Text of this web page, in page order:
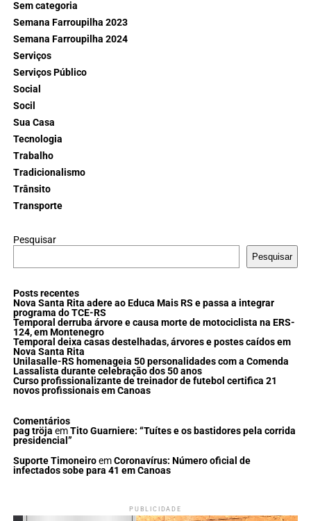
Sem categoria
Semana Farroupilha 2023
Semana Farroupilha 2024
Serviços
Serviços Público
Social
Socil
Sua Casa
Tecnologia
Trabalho
Tradicionalismo
Trânsito
Transporte
Pesquisar
Pesquisar
Posts recentes
Nova Santa Rita adere ao Educa Mais RS e passa a integrar
programa do TCE-RS
Temporal derruba árvore e causa morte de motociclista na ERS-
124, em Montenegro
Temporal deixa casas destelhadas, árvores e postes caídos em
Nova Santa Rita
Unilasalle-RS homenageia 50 personalidades com a Comenda
Lassalista durante celebração dos 50 anos
Curso profissionalizante de treinador de futebol certifica 21
novos profissionais em Canoas
Comentários
pag tröja emTito Guarniere: “Tuítes e os bastidores pela corrida
presidencial”
Suporte TimoneiroemCoronavírus: Número oficial de
infectados sobe para 41 em Canoas
PUBLICIDADE